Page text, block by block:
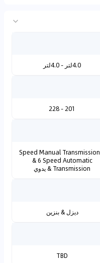
4.0لتر - 4.0لتر
201 - 228
5 Speed Manual Transmission
& 6 Speed Automatic
Transmission & يدوي
ديزل & بنزين
TBD